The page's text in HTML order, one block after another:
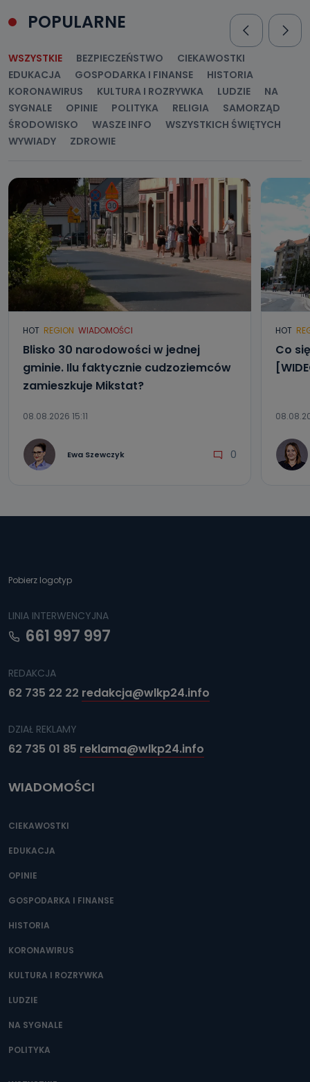
POPULARNE
WSZYSTKIE BEZPIECZEŃSTWO
CIEKAWOSTKI
EDUKACJA
GOSPODARKA I FINANSE
HISTORIA
KORONAWIRUS
KULTURA I ROZRYWKA LUDZIE
NA
SYGNALE
OPINIE POLITYKA RELIGIA
SAMORZĄD
ŚRODOWISKO
WASZE INFO
WSZYSTKICH ŚWIĘTYCH
WYWIADY
ZDROWIE
HOT REGION WIADOMOŚCI
Blisko 30 narodowości w jednej
gminie. Ilu faktycznie cudzoziemców
zamieszkuje Mikstat?
08.08.2026 15:11
Ewa Szewczyk 0
HOT
Co
Pobierz logotyp
LINIA INTERWENCYJNA
661 997 997
REDAKCJA
62 735 22 22 redakcja@wlkp24.info
DZIAŁ REKLAMY
62 735 01 85 reklama@wlkp24.info
WIADOMOŚCI
CIEKAWOSTKI
EDUKACJA
OPINIE
GOSPODARKA I FINANSE
HISTORIA
KORONAWIRUS
KULTURA I ROZRYWKA
LUDZIE
NA SYGNALE
POLITYKA